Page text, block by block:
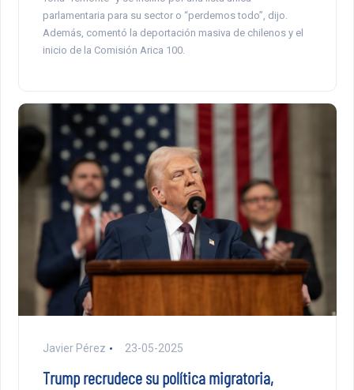
parlamentaria para su sector o “perdemos todo”, dijo.
Además, comentó la deportación masiva de chilenos y el
inicio de la Comisión Arica 100.
Javier Pérez 23-05-2025
Trump recrudece su política migratoria,